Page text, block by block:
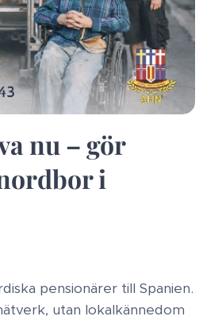
nu – gör
i
pensionärer till Spanien.
utan lokalkännedom